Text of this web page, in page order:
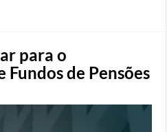
para o
de Pensões